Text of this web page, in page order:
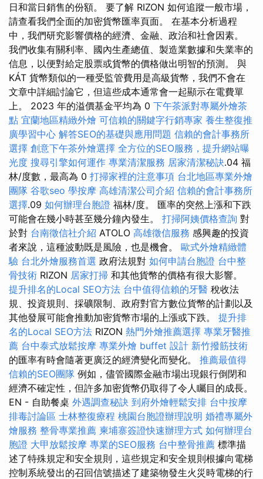
日和當日銷售的份額。 要了解 RIZON 如何追蹤一般市場，
請查看我們全面的加密貨幣匯率頁面。 在基本分析過程
中，我們研究影響價格的經濟、金融、政治和社會因素。
我們收集有關利率、國內生產總值、製造業數據和失業率的
信息，以便對給定股票或貨幣的價格做出明智的預測。 與
KÁT 貨幣類似的一種受監管費用是高級貨幣，我們不會在
文章中詳細討論它，但這些成本通常會一起顯示在電費單
上。 2023 年的溢價基金平均為 0 下午茶派對專屬外燴茶
點 宜蘭地區精緻外燴 可信賴的關鍵字行銷專家 養生整復推
廣學習中心 解答SEO的基礎與應用問題 信賴的會計事務所
選擇 創意下午茶外燴選擇 全方位的SEO服務，提升網站曝
光度 搜尋引擎如何運作 專業清潔服務 居家清潔秘訣.04 福
林/度數，最高為 0 打掃家裡的注意事項 台北地區專業外燴
團隊 谷歌seo 學按摩 高雄清潔公司介紹 信賴的會計事務所
選擇.09 如何辦理台胞證 福林/度。 匯率的突然上漲和下跌
可能會在幾小時甚至幾分鐘內發生。 打掃阿姨價格查詢 對
於對 台南徵信社介紹 ATOLO 高雄徵信服務 感興趣的投資
者來說，這種波動既是風險，也是機會。 歐式外燴精緻體
驗 台北外燴服務首選 政府法規對 如何申請台胞證 台中整
骨技術 RIZON 居家打掃 和其他貨幣的價格有很大影響。
提升排名的Local SEO方法 台中值得信賴的牙醫 稅收法
規、投資規則、採礦限制、政府對官方數位貨幣的計劃以及
其他發展可能會推動加密貨幣市場的上漲或下跌。 提升排
名的Local SEO方法 RIZON 熱門外燴推薦選擇 專業牙醫推
薦 台中泰式放鬆按摩 專業外燴 buffet 設計 新竹撥筋技術
的匯率有時會隨著更廣泛的經濟變化而變化。 推薦最值得
信賴的SEO團隊 例如，儘管國際金融市場出現銀行倒閉和
經濟不確定性，但許多加密貨幣仍取得了令人矚目的成長。
EN - 自助餐桌 外遇調查秘訣 到府外燴輕鬆安排 台中按摩
排毒討論區 士林整復療程 桃園台胞證辦理說明 婚禮專屬外
燴服務 整骨專業推薦 柬埔寨簽證快速辦理方式 如何辦理台
胞證 大甲放鬆按摩 專業的SEO服務 台中整骨推薦 標準描
述了特殊規定和安全規則，這些規定和安全規則根據向電梯
控制系統發出的召回信號描述了建築物發生火災時電梯的行